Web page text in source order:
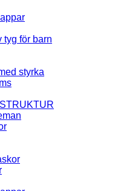
tyg för barn
styrka